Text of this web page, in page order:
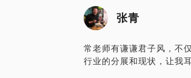
张青
常老师有谦谦君子风，不
行业的分展和现状，让我